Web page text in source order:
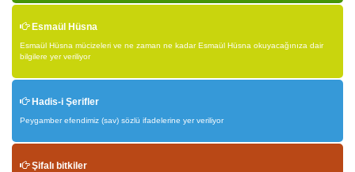
Esmaül Hüsna
Esmaül Hüsna mücizeleri ve ne zaman ne kadar Esmaül Hüsna okuyacağınıza dair
bilgilere yer veriliyor
Hadis-i Şerifler
Peygamber efendimiz (sav) sözlü ifadelerine yer veriliyor
Şifalı bitkiler